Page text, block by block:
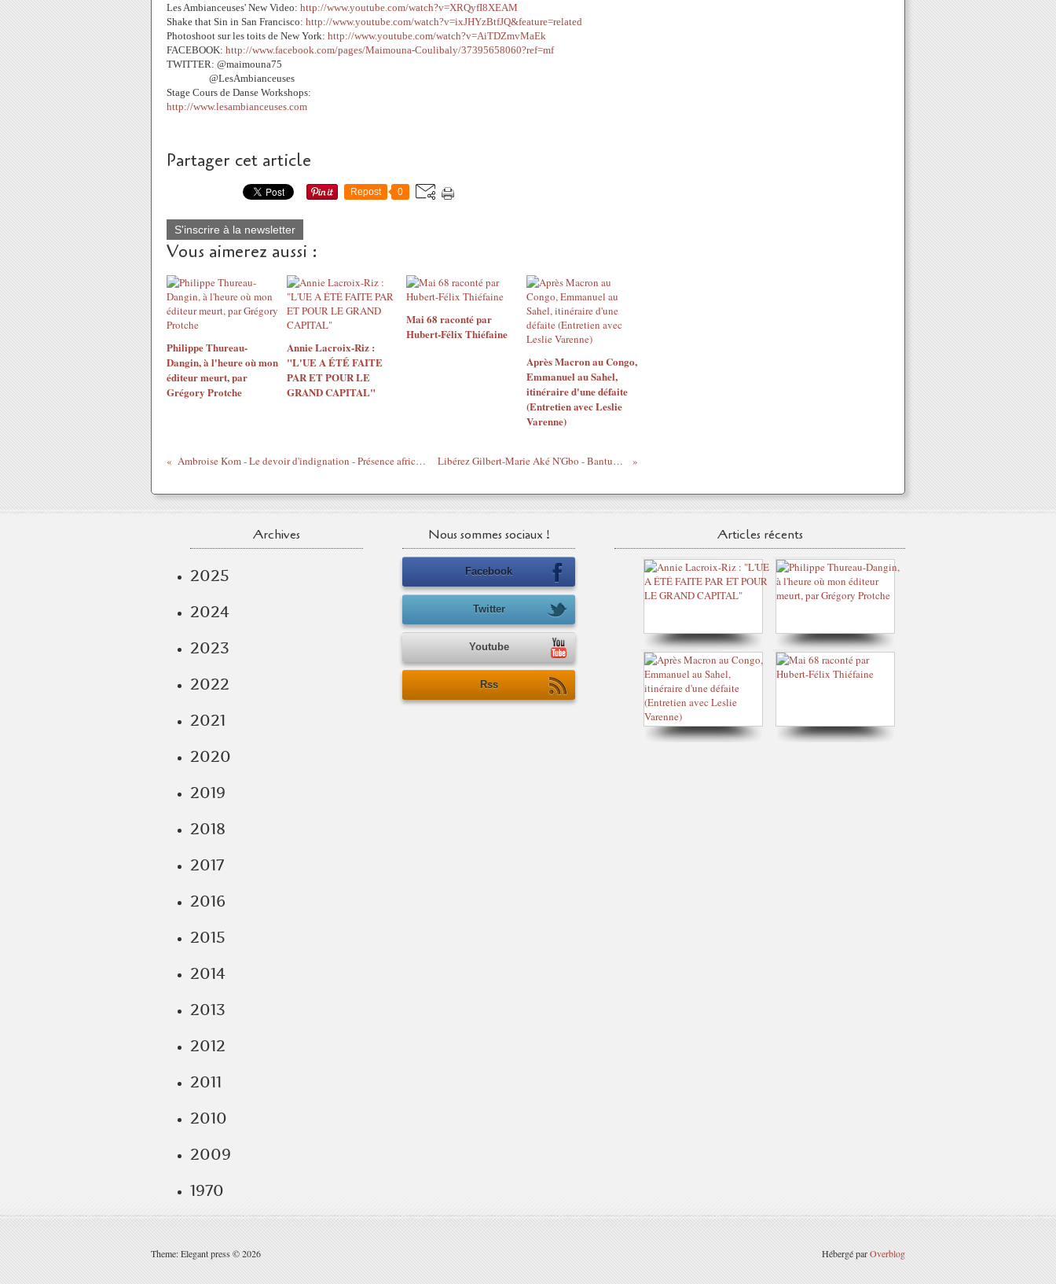
Les Ambianceuses' New Video: http://www.youtube.com/watch?v=XRQyfI8XEAM
Shake that Sin in San Francisco: http://www.youtube.com/watch?v=ixJHYzBtfJQ&feature=related
Photoshoot sur les toits de New York: http://www.youtube.com/watch?v=AiTDZmvMaEk
FACEBOOK: http://www.facebook.com/pages/Maimouna-Coulibaly/37395658060?ref=mf
TWITTER: @maimouna75
@LesAmbianceuses
Stage Cours de Danse Workshops:
http://www.lesambianceuses.com
Partager cet article
Repost 0
S'inscrire à la newsletter
Vous aimerez aussi :
Philippe Thureau-
Dangin, à l'heure où mon
éditeur meurt, par
Grégory Protche
Annie Lacroix-Riz :
"L'UE A ÉTÉ FAITE
PAR ET POUR LE
GRAND CAPITAL"
Mai 68 raconté par
Hubert-Félix Thiéfaine
Après Macron au Congo,
Emmanuel au Sahel,
itinéraire d'une défaite
(Entretien avec Leslie
Varenne)
Ambroise Kom - Le devoir d'indignation - Présence africaine 6 juillet 2012 Libérez Gilbert-Marie Aké N'Gbo - Bantunani - 8/7/2012
Archives
2025
2024
2023
2022
2021
2020
2019
2018
2017
2016
2015
2014
2013
2012
2011
2010
2009
1970
Nous sommes sociaux !
Facebook
Twitter
Youtube
Rss
Articles récents
Theme: Elegant press © 2026 Hébergé parOverblog